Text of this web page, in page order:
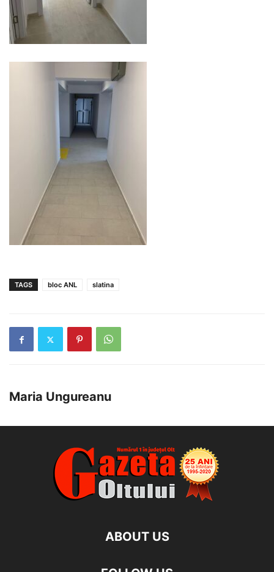
TAGS bloc ANL slatina
Maria Ungureanu
ABOUT US